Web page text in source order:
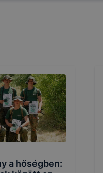
a hőségben: